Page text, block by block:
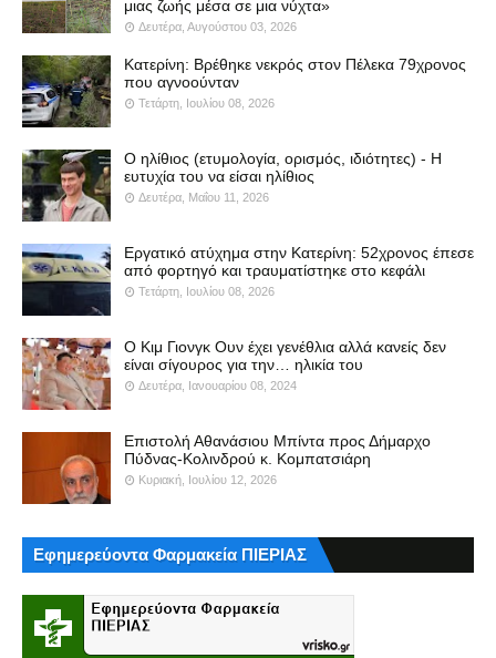
μιας ζωής μέσα σε μια νύχτα»
Δευτέρα, Αυγούστου 03, 2026
Κατερίνη: Βρέθηκε νεκρός στον Πέλεκα 79χρονος
που αγνοούνταν
Τετάρτη, Ιουλίου 08, 2026
Ο ηλίθιος (ετυμολογία, ορισμός, ιδιότητες) - Η
ευτυχία του να είσαι ηλίθιος
Δευτέρα, Μαΐου 11, 2026
Εργατικό ατύχημα στην Κατερίνη: 52χρονος έπεσε
από φορτηγό και τραυματίστηκε στο κεφάλι
Τετάρτη, Ιουλίου 08, 2026
Ο Κιμ Γιονγκ Ουν έχει γενέθλια αλλά κανείς δεν
είναι σίγουρος για την… ηλικία του
Δευτέρα, Ιανουαρίου 08, 2024
Επιστολή Αθανάσιου Μπίντα προς Δήμαρχο
Πύδνας-Κολινδρού κ. Κομπατσιάρη
Κυριακή, Ιουλίου 12, 2026
Εφημερεύοντα Φαρμακεία ΠΙΕΡΙΑΣ